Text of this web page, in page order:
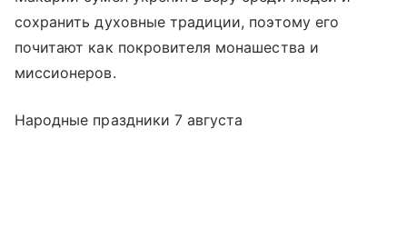
сохранить духовные традиции, поэтому его
почитают как покровителя монашества и
миссионеров.
Народные праздники 7 августа